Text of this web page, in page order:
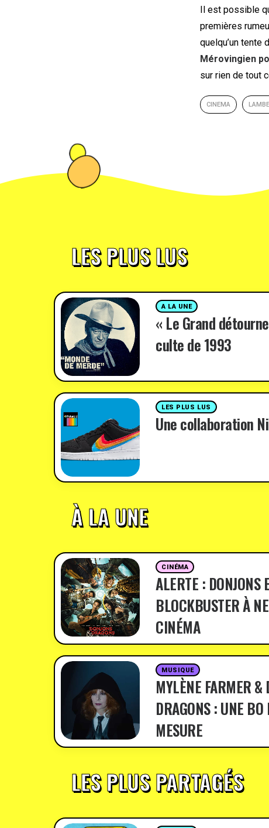
Il est possible
premières
quelqu’un tente
Mérovingien
sur rien de tout
CINEMA
LES PLUS LUS
A LA UNE
« Le Grand
culte de 1993
LES PLUS LUS
Une collaboration
À LA UNE
CINÉMA
ALERTE : DONJONS
BLOCKBUSTER À
CINÉMA
MUSIQUE
MYLÈNE FARMER &
DRAGONS : UNE
MESURE
LES PLUS PARTAGÉS